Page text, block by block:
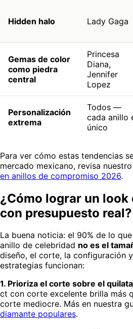
Hidden halo Lady Gaga
Gemas de color
como piedra
central
Princesa
Diana,
Jennifer
Lopez
Personalización
extrema
Todos —
cada anillo
único
Para ver cómo estas tendencias
mercado mexicano, revisa
en anillos de compromiso 2026.
¿Cómo lograr un look
con presupuesto real?
La buena noticia: el 90% de lo
anillo de celebridad no es el
diseño, el corte, la configuración
estrategias funcionan:
1. Prioriza el corte sobre el
ct con corte excelente brilla más
corte mediocre. Más en nuestra
diamante populares.